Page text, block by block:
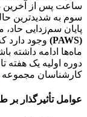
ساعت پس از آخرین
سوم به شدیدترین
پایان سم‌زدایی حاد،
(PAWS)
وجود دارد
ماه‌ها ادامه داشته
کارشناسان مجموعه
عوامل تأثیرگذار